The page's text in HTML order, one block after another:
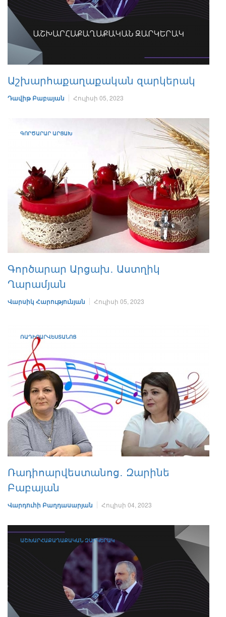
Աշխարհաքաղաքական զարկերակ
Դավիթ Բաբայան Հուլիսի 05, 2023
ԳՈՐԾԱՐԱՐ ԱՐՑԱԽ
Գործարար Արցախ․ Աստղիկ
Ղարամյան
Վարսիկ Հարությունյան Հուլիսի 05, 2023
ՌԱԴԻՈԱՐՎԵՍՏԱՆՈՑ
Ռադիոարվեստանոց․ Զարինե
Բաբայան
Վարդուհի Բաղդասարյան Հուլիսի 04, 2023
ԱՇԽԱՐՀԱՔԱՂԱՔԱԿԱՆ ԶԱՐԿԵՐԱԿ